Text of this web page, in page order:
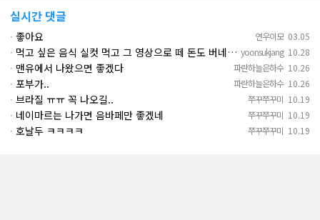
실시간 댓글
연우이모 03.05
· 좋아요
yoonsukjang 10.28
· 먹고 싶은 음식 실컷 먹고 그 영상으로 떼 돈도 버네 ㄷㄷ. 하고 싶은 것만 하고 부자되네.
파란하늘은하수 10.26
· 맨유에서 나왔으면 좋겠다
파란하늘은하수 10.26
· 포부가..
쭈꾸쭈꾸미 10.19
· 브라질 ㅠㅠ 꼭 나오길..
쭈꾸쭈꾸미 10.19
· 네이마르는 나가면 음바페만 좋겠네
쭈꾸쭈꾸미 10.19
· 호날두 ㅋㅋㅋㅋ